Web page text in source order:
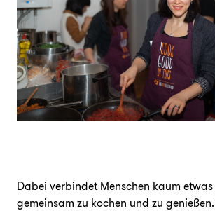
Dabei verbindet Menschen kaum etwas
gemeinsam zu kochen und zu